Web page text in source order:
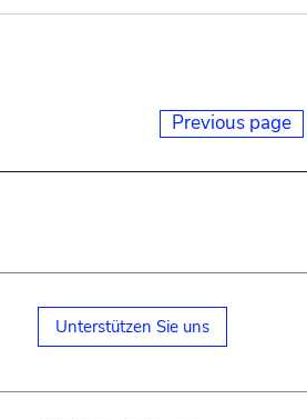
Previous page
Unterstützen Sie uns